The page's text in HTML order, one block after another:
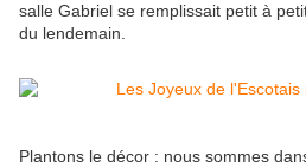
salle Gabriel se remplissait petit à
du lendemain.
Plantons le décor : nous sommes